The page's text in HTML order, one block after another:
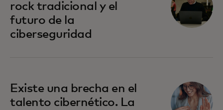
rock tradicional y el
futuro de la
ciberseguridad
Existe una brecha en el
talento cibernético. La